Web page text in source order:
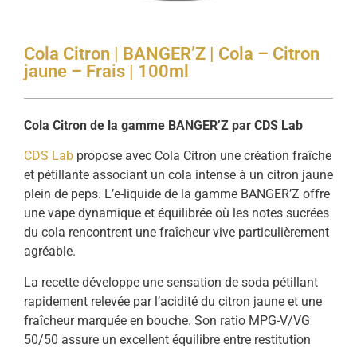
Cola Citron | BANGER’Z | Cola – Citron
jaune – Frais | 100ml
Cola Citron de la gamme BANGER’Z par CDS Lab
CDS Lab propose avec Cola Citron une création fraîche
et pétillante associant un cola intense à un citron jaune
plein de peps. L’e-liquide de la gamme BANGER’Z offre
une vape dynamique et équilibrée où les notes sucrées
du cola rencontrent une fraîcheur vive particulièrement
agréable.
La recette développe une sensation de soda pétillant
rapidement relevée par l’acidité du citron jaune et une
fraîcheur marquée en bouche. Son ratio MPG-V/VG
50/50 assure un excellent équilibre entre restitution